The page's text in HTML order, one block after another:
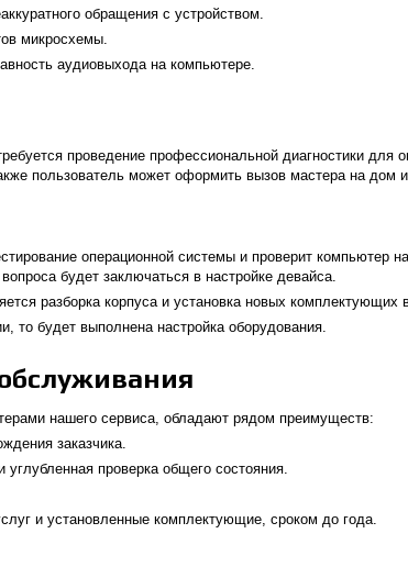
обращения с устройством.
микросхемы.
аудиовыхода на компьютере.
проведение профессиональной диагностики для
пользователь может оформить вызов мастера на дом
операционной системы и проверит компьютер
будет заключаться в настройке девайса.
разборка корпуса и установка новых
то будет выполнена настройка оборудования.
нашего сервиса, обладают рядом преимуществ:
заказчика.
проверка общего состояния.
и установленные комплектующие, сроком до года.